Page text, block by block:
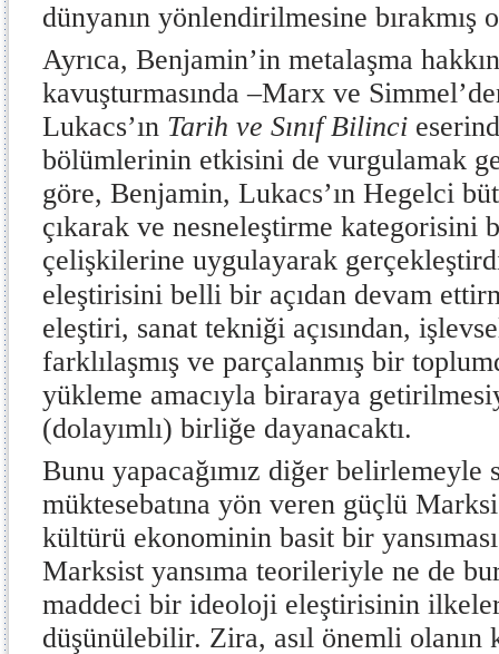
dünyanın yönlendirilmesine bırakmış
Ayrıca, Benjamin’in metalaşma
kavuşturmasında –Marx ve
Lukacs’ın Tarih ve Sınıf Bilinci
bölümlerinin etkisini de vurgulamak
göre, Benjamin, Lukacs’ın Hegelci
çıkarak ve nesneleştirme kategorisini
çelişkilerine uygulayarak
eleştirisini belli bir açıdan devam
eleştiri, sanat tekniği açısından,
farklılaşmış ve parçalanmış bir
yükleme amacıyla biraraya
(dolayımlı) birliğe dayanacaktı.
Bunu yapacağımız diğer
müktesebatına yön veren güçlü
kültürü ekonominin basit bir
Marksist yansıma teorileriyle ne de
maddeci bir ideoloji eleştirisinin
düşünülebilir. Zira, asıl önemli